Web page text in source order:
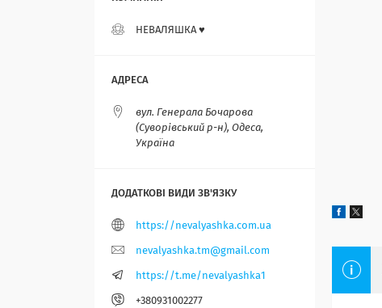
НЕВАЛЯШКА ♥️
вул. Генерала Бочарова
(Суворівський р-н), Одеса,
Україна
https://nevalyashka.com.ua
nevalyashka.tm@gmail.com
https://t.me/nevalyashka1
+380931002277